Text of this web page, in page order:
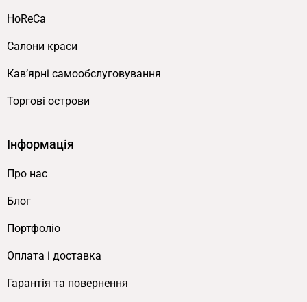
HoReCa
Салони краси
Кав’ярні самообслуговування
Торгові острови
Інформація
Про нас
Блог
Портфоліо
Оплата і доставка
Гарантія та повернення